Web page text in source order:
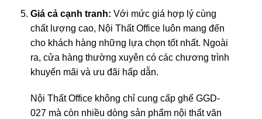
Giá cả cạnh tranh: Với mức giá hợp lý cùng
chất lượng cao, Nội Thất Office luôn mang đến
cho khách hàng những lựa chọn tốt nhất. Ngoài
ra, cửa hàng thường xuyên có các chương trình
khuyến mãi và ưu đãi hấp dẫn.
Nội Thất Office không chỉ cung cấp ghế GGD-
027 mà còn nhiều dòng sản phẩm nội thất văn